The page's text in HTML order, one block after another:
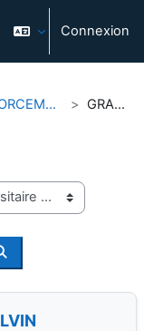
Connexion
RENFORCEMENT LINGUISTIQUE GRAMMAIRE - B1
Rechercher des cours